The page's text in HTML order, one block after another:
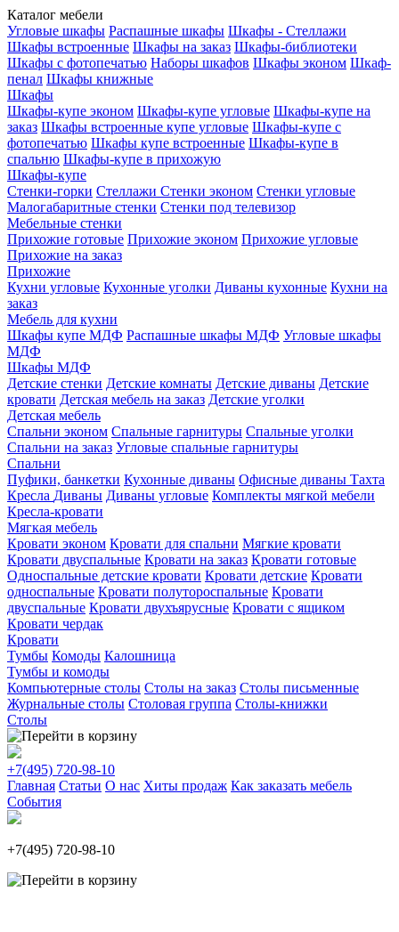
Каталог мебели
Угловые шкафы Распашные шкафы Шкафы - Стеллажи
Шкафы встроенные Шкафы на заказ Шкафы-библиотеки
Шкафы с фотопечатью Наборы шкафов Шкафы эконом Шкаф-
пенал Шкафы книжные
Шкафы
Шкафы-купе эконом Шкафы-купе угловые Шкафы-купе на
заказ Шкафы встроенные купе угловые Шкафы-купе с
фотопечатью Шкафы купе встроенные Шкафы-купе в
спальню Шкафы-купе в прихожую
Шкафы-купе
Стенки-горки Стеллажи Стенки эконом Стенки угловые
Малогабаритные стенки Стенки под телевизор
Мебельные стенки
Прихожие готовые Прихожие эконом Прихожие угловые
Прихожие на заказ
Прихожие
Кухни угловые Кухонные уголки Диваны кухонные Кухни на
заказ
Мебель для кухни
Шкафы купе МДФ Распашные шкафы МДФ Угловые шкафы
МДФ
Шкафы МДФ
Детские стенки Детские комнаты Детские диваны Детские
кровати Детская мебель на заказ Детские уголки
Детская мебель
Спальни эконом Спальные гарнитуры Спальные уголки
Спальни на заказ Угловые спальные гарнитуры
Спальни
Пуфики, банкетки Кухонные диваны Офисные диваны Тахта
Кресла Диваны Диваны угловые Комплекты мягкой мебели
Кресла-кровати
Мягкая мебель
Кровати эконом Кровати для спальни Мягкие кровати
Кровати двуспальные Кровати на заказ Кровати готовые
Односпальные детские кровати Кровати детские Кровати
односпальные Кровати полутороспальные Кровати
двуспальные Кровати двухъярусные Кровати с ящиком
Кровати чердак
Кровати
Тумбы Комоды Калошница
Тумбы и комоды
Компьютерные столы Столы на заказ Столы письменные
Журнальные столы Столовая группа Столы-книжки
Столы
+7(495) 720-98-10
Главная Статьи О нас Хиты продаж Как заказать мебель
События
+7(495) 720-98-10